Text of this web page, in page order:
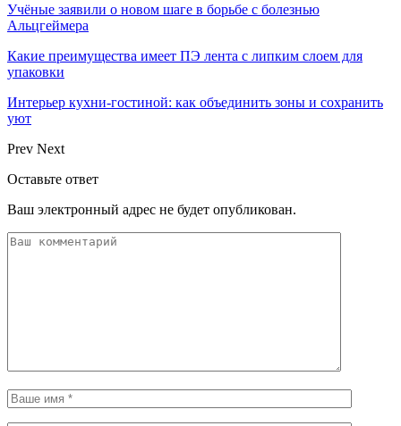
Учёные заявили о новом шаге в борьбе с болезнью
Альцгеймера
Какие преимущества имеет ПЭ лента с липким слоем для
упаковки
Интерьер кухни-гостиной: как объединить зоны и сохранить
уют
Prev Next
Оставьте ответ
Ваш электронный адрес не будет опубликован.